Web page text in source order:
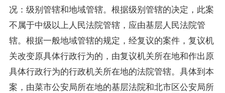
况：级别管辖和地域管辖。根据级别管辖的决定，此案
不属于中级以上人民法院管辖，应由基层人民法院管
辖。根据一般地域管辖的规定，经复议的案件，复议机
关改变原具体行政行为的，由复议机关所在地和作出原
具体行政行为的行政机关所在地的法院管辖。具体到本
案，由菜市公安局所在地的基层法院和北市区公安局所